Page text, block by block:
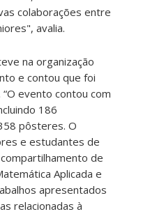
colaborações entre
avalia.
na organização
e contou que foi
evento contou com
186
pôsteres. O
e estudantes de
de
Aplicada e
apresentados
relacionadas à